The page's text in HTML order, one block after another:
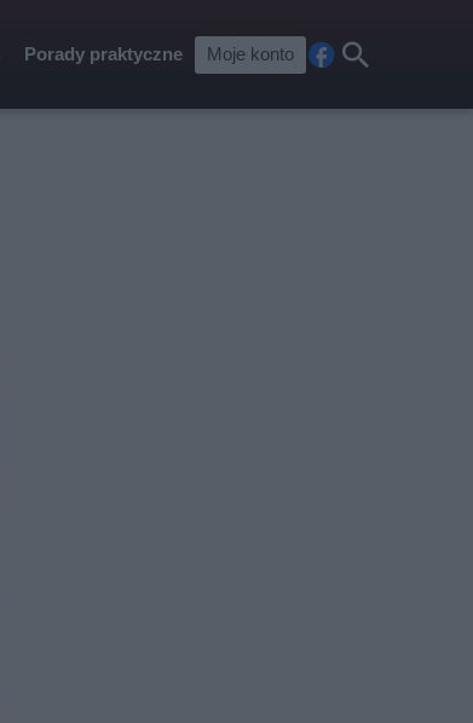
Porady praktyczne Moje konto
cebkaj